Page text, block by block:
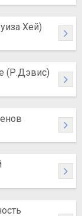
Хей)
(Р.Дэвис)